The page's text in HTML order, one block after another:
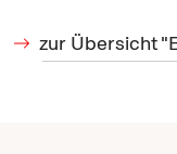
zur Übersicht